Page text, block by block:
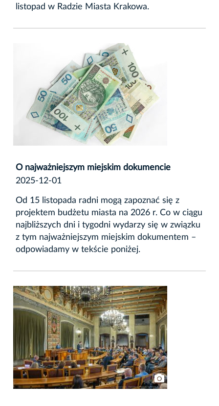
listopad w Radzie Miasta Krakowa.
O najważniejszym miejskim dokumencie
2025-12-01
Od 15 listopada radni mogą zapoznać się z
projektem budżetu miasta na 2026 r. Co w ciągu
najbliższych dni i tygodni wydarzy się w związku
z tym najważniejszym miejskim dokumentem –
odpowiadamy w tekście poniżej.